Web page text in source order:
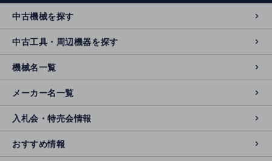
中古機械を探す
中古工具・周辺機器を探す
機械名一覧
メーカー名一覧
入札会・特売会情報
おすすめ情報